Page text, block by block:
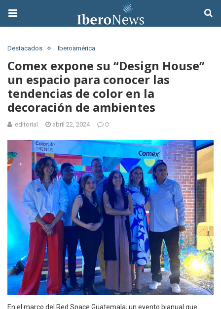
Destacados Iberoamérica
Comex expone su “Design House”
un espacio para conocer las
tendencias de color en la
decoración de ambientes
editorial abril 22, 2024 0
En el marco del Red Space Guatemala, un evento bianual que